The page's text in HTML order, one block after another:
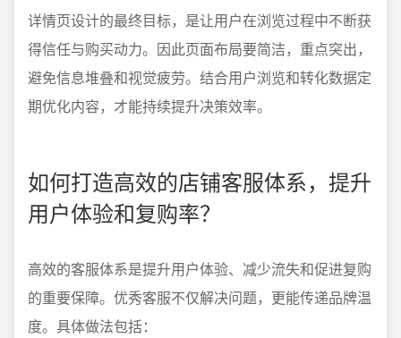
详情页设计的最终目标，是让用户在浏览过程中不断获
得信任与购买动力。因此页面布局要简洁，重点突出，
避免信息堆叠和视觉疲劳。结合用户浏览和转化数据定
期优化内容，才能持续提升决策效率。
如何打造高效的店铺客服体系，提升
用户体验和复购率？
高效的客服体系是提升用户体验、减少流失和促进复购
的重要保障。优秀客服不仅解决问题，更能传递品牌温
度。具体做法包括：